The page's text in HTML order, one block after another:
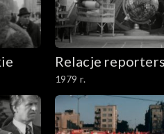
Leszkiem Jezierskim i
Relacje
1979 r.